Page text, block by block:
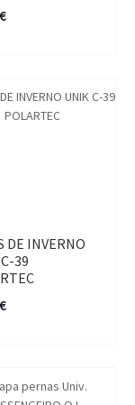
DE INVERNO
39